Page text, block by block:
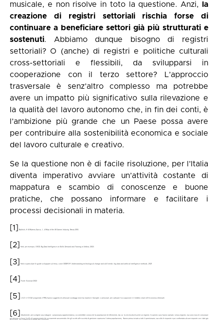
musicale, e non risolve in toto la questione. Anzi,
la
creazione di registri settoriali rischia forse di
continuare a beneficiare settori già più strutturati e
sostenuti. Abbiamo dunque bisogno di registri
settoriali? O (anche) di registri e politiche culturali
cross-settoriali e flessibili, da svilupparsi in
cooperazione con il terzo settore? L’approccio
trasversale è senz’altro complesso ma potrebbe
avere un impatto più significativo sulla rilevazione e
la qualità del lavoro autonomo che, in fin dei conti, è
l’ambizione più grande che un Paese possa avere
per contribuire alla sostenibilità economica e sociale
del lavoro culturale e creativo.
Se la questione non è di facile risoluzione, per l’Italia
diventa imperativo avviare un’attività costante di
mappatura e scambio di conoscenze e buone
pratiche, che possano informare e facilitare i
processi decisionali in materia.
[1] Bakhshi, H. & Mateos-Garcia, J., A Map of the UK Games Industry , Nesta 2014.
[2] Vedi, per esempio, OECD, Big Data Intelligence on Skills Demand and Training in Umbria , 2023.
[3] Vedi in particolare le guide sviluppate sul tema, come CEDEFOP, Understanding technological change and skill needs: big data and artificial intelligence methods , 2021.
[4] Fonte: Eurostat 2022.
[5] L'ILO e l'OCSE (seguendo il FMI) hanno suggerito di utilizzare sondaggi misti tra imprese e famiglie, o personali, per catturare l'occupazione e il reddito creati nell'economia informale.
[6] Idealmente, per svolgere una indagine campionaria rappresentativa, occorrerebbe conoscere la popolazione di riferimento, da cui la necessità di avere un registro. In questo caso hanno operato senza registro, ma sono riusciti comunque
ad ottenere un buon livello di rappresentatività (ovviamente assumendo che gli iscritti alle società di gestione coprissero l’intera popolazione). Hanno prima inviato a tutti il questionario, raccolto le risposte e poi confrontato alcune risposte con i dati già